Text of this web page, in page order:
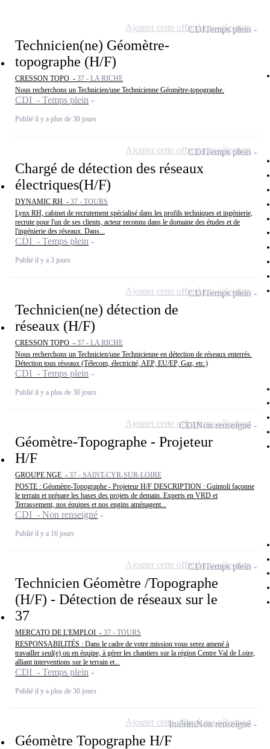
Technicien(ne) Géomètre-
topographe (H/F)
CRESSON TOPO - 37 - LA RICHE
Nous recherchons un Technicien/une Technicienne Géomètre-topographe.
CDI - Temps plein
Publié il y a plus de 30 jours
CDITemps plein
Ajouter cette offre à ma sélection
Chargé de détection des réseaux
électriques(H/F)
DYNAMIC RH - 37 - TOURS
Lynx RH, cabinet de recrutement spécialisé dans les profils techniques et ingénierie,
recrute pour l'un de ses clients, acteur reconnu dans le domaine des études et de
l'ingénierie des réseaux. Dans...
CDI - Temps plein
Publié il y a 3 jours
CDITemps plein
Ajouter cette offre à ma sélection
Technicien(ne) détection de
réseaux (H/F)
CRESSON TOPO - 37 - LA RICHE
Nous recherchons un Technicien/une Technicienne en détection de réseaux enterrés.
Détection tous réseaux (Télecom, électricité, AEP, EU/EP, Gaz, etc.)
CDI - Temps plein
Publié il y a plus de 30 jours
CDITemps plein
Ajouter cette offre à ma sélection
Géomètre-Topographe - Projeteur
H/F
GROUPE NGE - 37 - SAINT-CYR-SUR-LOIRE
POSTE : Géomètre-Topographe - Projeteur H/F DESCRIPTION : Guintoli façonne
le terrain et prépare les bases des projets de demain. Experts en VRD et
Terrassement, nos équipes et nos engins aménagent...
CDI - Non renseigné
Publié il y a 16 jours
CDINon renseigné
Ajouter cette offre à ma sélection
Technicien Géomètre /Topographe
(H/F) - Détection de réseaux sur le
37
MERCATO DE L'EMPLOI - 37 - TOURS
RESPONSABILITÉS : Dans le cadre de votre mission vous serez amené à
travailler seul(e) ou en équipe, à gérer les chantiers sur la région Centre Val de Loire,
alliant interventions sur le terrain et...
CDI - Temps plein
Publié il y a plus de 30 jours
CDITemps plein
Ajouter cette offre à ma sélection
Géomètre Topographe H/F
IntérimNon renseigné
Ajouter cette offre à ma sélection